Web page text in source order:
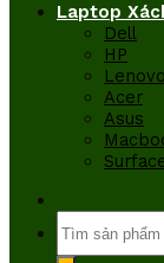
Laptop
Dell
HP
Lenovo
Acer
Asus
kiếm: